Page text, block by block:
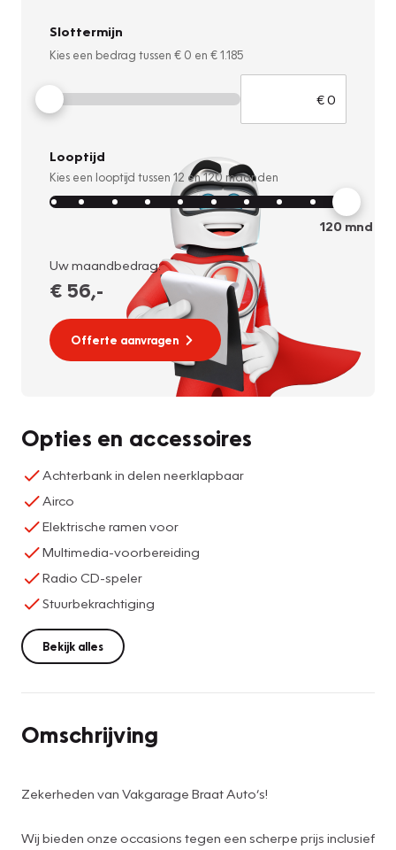
Slottermijn
Kies een bedrag tussen € 0 en € 1.185
Looptijd
Kies een looptijd tussen 12 en120 maanden
120mnd
Uw maandbedrag:
€ 56,-
Offerte aanvragen
Opties en accessoires
Achterbank in delen neerklapbaar
Airco
Elektrische ramen voor
Multimedia-voorbereiding
Radio CD-speler
Stuurbekrachtiging
Bekijk alles
Omschrijving
Zekerheden van Vakgarage Braat Auto’s!
Wij bieden onze occasions tegen een scherpe prijs inclusief